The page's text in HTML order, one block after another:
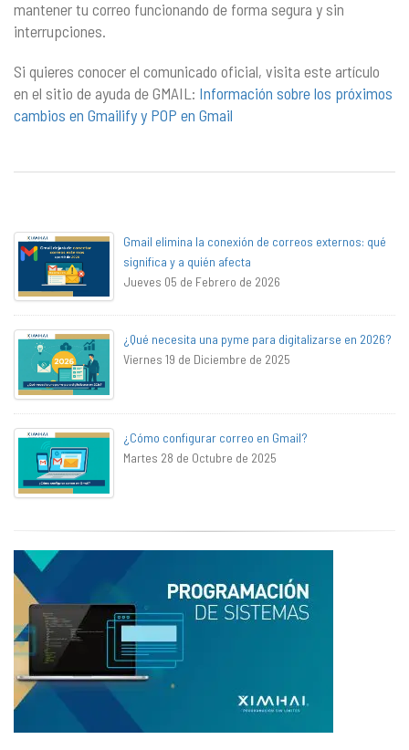
mantener tu correo funcionando de forma segura y sin
interrupciones.
Si quieres conocer el comunicado oficial, visita este artículo
en el sitio de ayuda de GMAIL: Información sobre los próximos
cambios en Gmailify y POP en Gmail
Gmail elimina la conexión de correos externos: qué
significa y a quién afecta
Jueves 05 de Febrero de 2026
¿Qué necesita una pyme para digitalizarse en 2026?
Viernes 19 de Diciembre de 2025
¿Cómo configurar correo en Gmail?
Martes 28 de Octubre de 2025